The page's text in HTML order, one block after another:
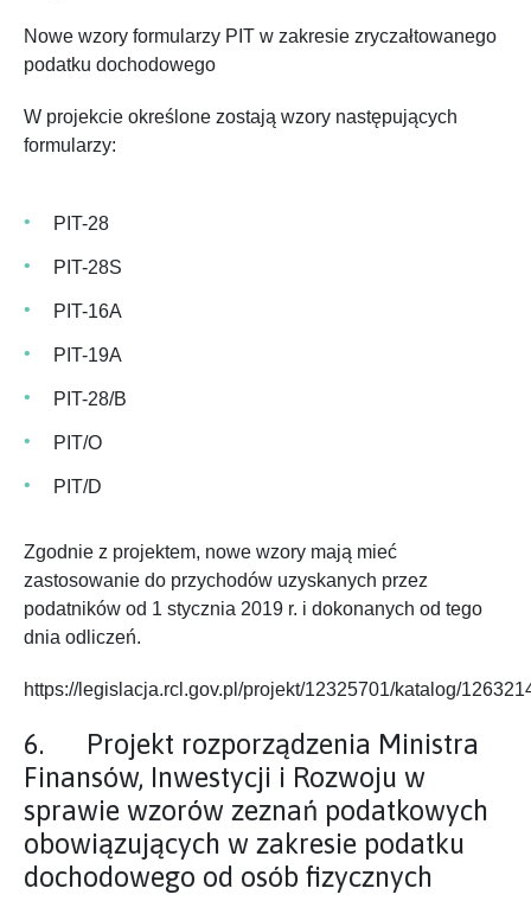
Nowe wzory formularzy PIT w zakresie zryczałtowanego
podatku dochodowego
W projekcie określone zostają wzory następujących
formularzy:
PIT-28
PIT-28S
PIT-16A
PIT-19A
PIT-28/B
PIT/O
PIT/D
Zgodnie z projektem, nowe wzory mają mieć
zastosowanie do przychodów uzyskanych przez
podatników od 1 stycznia 2019 r. i dokonanych od tego
dnia odliczeń.
https://legislacja.rcl.gov.pl/projekt/12325701/katalog/
6. Projekt rozporządzenia Ministra
Finansów, Inwestycji i Rozwoju w
sprawie wzorów zeznań podatkowych
obowiązujących w zakresie podatku
dochodowego od osób fizycznych